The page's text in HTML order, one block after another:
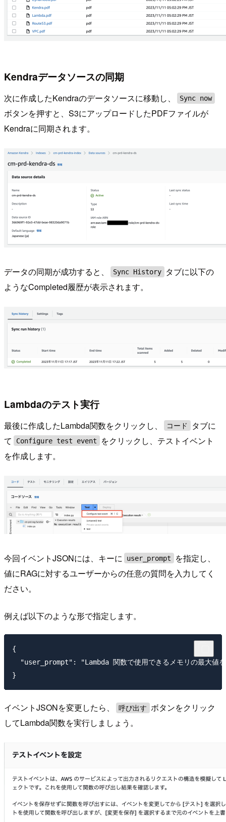
Kendraデータソースの同期
次に作成したKendraのデータソースに移動し、 Sync now
ボタンを押すと、S3にアップロードしたPDFファイルが
Kendraに同期されます。
データの同期が成功すると、 Sync History
タブに以下の
ようなCompleted履歴が表示されます。
Lambdaのテスト実行
最後に作成したLambda関数をクリックし、 コード
タブに
て
Configure test event
をクリックし、テストイベント
を作成します。
今回イベントJSONには、キーに user_prompt
を指定し、
値にRAGに対するユーザーからの任意の質問を入力してく
ださい。
例えば以下のような形で指定します。
{
"user_prompt": "Lambda 関数で使用できるメモリの最大値
イベントJSONを変更したら、 呼び出す ボタンをクリック
してLambda関数を実行しましょう。